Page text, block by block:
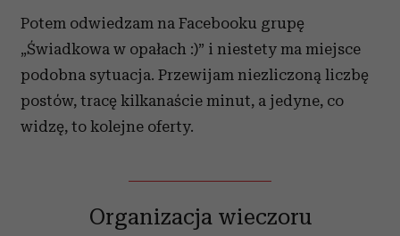
Potem odwiedzam na Facebooku grupę
„Świadkowa w opałach :)” i niestety ma miejsce
podobna sytuacja. Przewijam niezliczoną liczbę
postów, tracę kilkanaście minut, a jedyne, co
widzę, to kolejne oferty.
Organizacja wieczoru